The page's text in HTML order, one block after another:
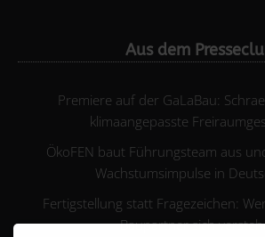
Aus dem
Premiere auf der GaLaBau:
klimaangepasste
ÖkoFEN baut Führungsteam aus
Wachstumsimpulse in
Fertigstellung statt Fragezeichen:
Baupartner sich